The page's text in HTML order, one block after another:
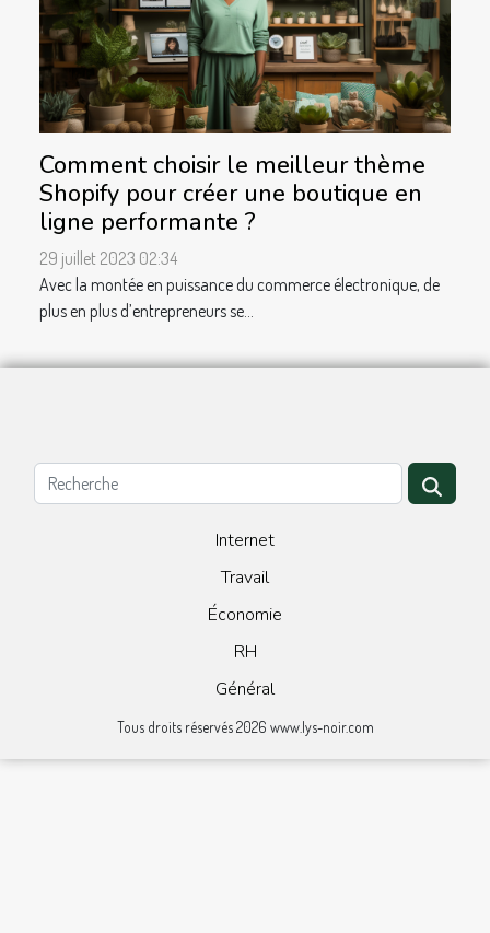
Comment choisir le meilleur thème
Shopify pour créer une boutique en
ligne performante ?
29 juillet 2023 02:34
Avec la montée en puissance du commerce électronique, de
plus en plus d’entrepreneurs se...
Internet
Travail
Économie
RH
Général
Tous droits réservés 2026 www.lys-noir.com